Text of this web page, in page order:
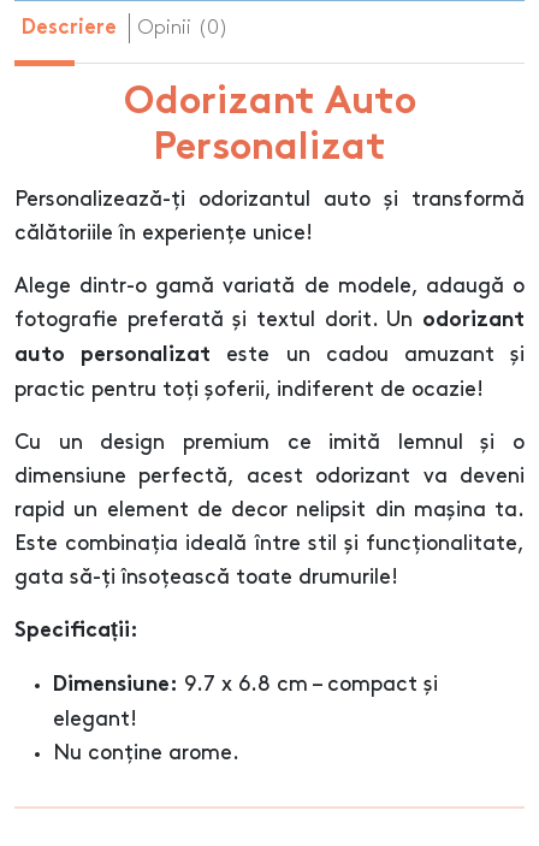
Descriere Opinii (0)
Odorizant Auto
Personalizat
Personalizează-ți odorizantul auto și transformă
călătoriile în experiențe unice!
Alege dintr-o gamă variată de modele, adaugă o
fotografie preferată și textul dorit. Un odorizant
auto personalizat este un cadou amuzant și
practic pentru toți șoferii, indiferent de ocazie!
Cu un design premium ce imită lemnul și o
dimensiune perfectă, acest odorizant va deveni
rapid un element de decor nelipsit din mașina ta.
Este combinația ideală între stil și funcționalitate,
gata să-ți însoțească toate drumurile!
Specificații:
Dimensiune: 9.7 x 6.8 cm – compact și
elegant!
Nu conține arome.